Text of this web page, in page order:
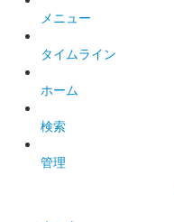
販売終了
沼田城跡 御城印
販売終了
沼田城跡 御城
メニュー
タイムライン
ホーム
検索
管理